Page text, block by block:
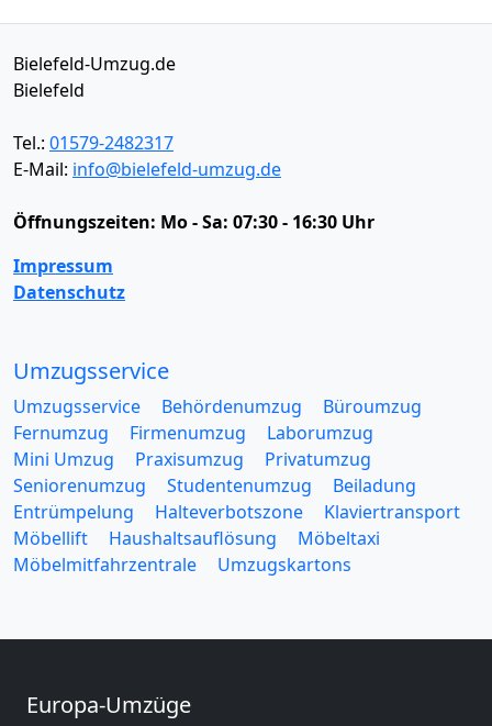
Bielefeld-Umzug.de
Bielefeld
Tel.: 01579-2482317
E-Mail: info@bielefeld-umzug.de
Öffnungszeiten: Mo - Sa: 07:30 - 16:30 Uhr
Impressum
Datenschutz
Umzugsservice
Umzugsservice Behördenumzug
Büroumzug
Fernumzug
Firmenumzug
Laborumzug
Mini Umzug
Praxisumzug
Privatumzug
Seniorenumzug
Studentenumzug
Beiladung
Entrümpelung
Halteverbotszone
Klaviertransport
Möbellift
Haushaltsauflösung
Möbeltaxi
Möbelmitfahrzentrale
Umzugskartons
Europa-Umzüge